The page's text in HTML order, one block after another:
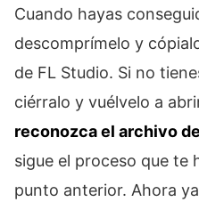
Cuando hayas
descomprímelo y
de FL Studio. Si no
ciérralo y vuélvelo a
reconozca el archivo
sigue el proceso que te
punto anterior. Ahora